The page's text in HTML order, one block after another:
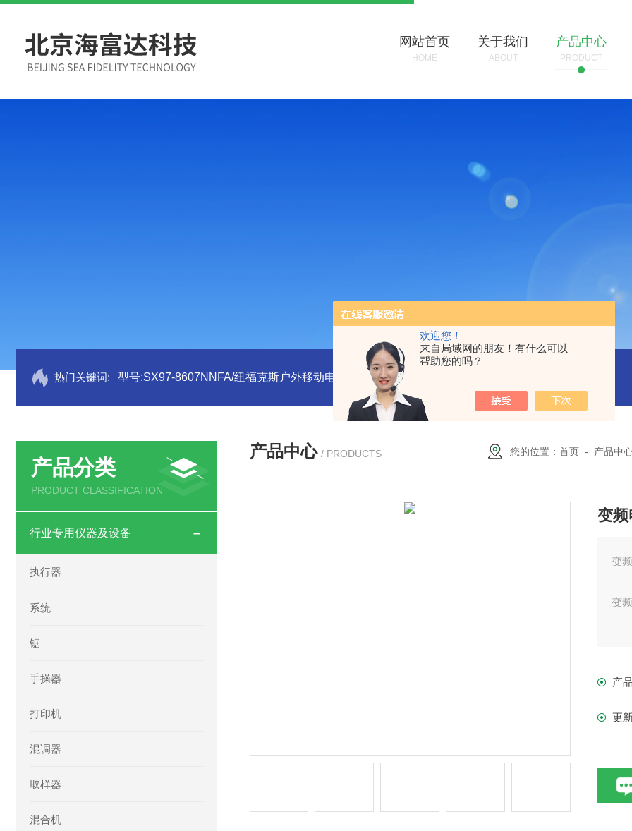
欢迎您！
来自局域网的朋友！有什么可以
帮助您的吗？
网站首页
HOME
关于我们
ABOUT
产品中心
PRODUCT
热门关键词: 型号:SX97-8607NNFA/纽福克斯户外移动电源220V库号：M53760 型号:YY91-350手提式路面切缝
产品分类
PRODUCT CLASSIFICATION
行业专用仪器及设备
执行器
系统
锯
手操器
打印机
混调器
取样器
混合机
产品中心 / PRODUCTS 您的位置：首页 - 产品中
变
变
变
特点
风
性
散
产
更